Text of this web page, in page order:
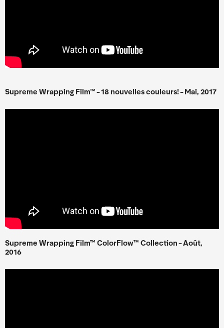
Supreme Wrapping Film™- 18 nouvelles couleurs! - Mai, 2017
Supreme Wrapping Film™ ColorFlow™ Collection - Août,
2016